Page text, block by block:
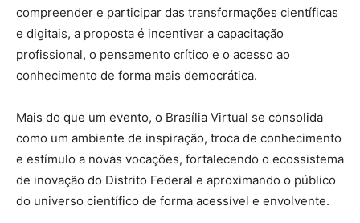
compreender e participar das transformações científicas
e digitais, a proposta é incentivar a capacitação
profissional, o pensamento crítico e o acesso ao
conhecimento de forma mais democrática.
Mais do que um evento, o Brasília Virtual se consolida
como um ambiente de inspiração, troca de conhecimento
e estímulo a novas vocações, fortalecendo o ecossistema
de inovação do Distrito Federal e aproximando o público
do universo científico de forma acessível e envolvente.